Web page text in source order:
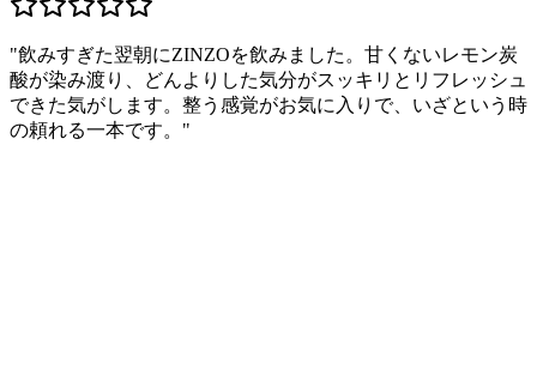
"飲みすぎた翌朝にZINZOを飲みました。甘くないレモン炭
酸が染み渡り、どんよりした気分がスッキリとリフレッシュ
できた気がします。整う感覚がお気に入りで、いざという時
の頼れる一本です。 "